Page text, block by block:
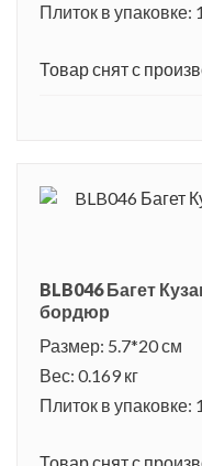
Плиток в упаковке:
Товар снят с
BLB046 Багет
бордюр
Размер: 5.7*20 см
Вес: 0.169 кг
Плиток в упаковке: